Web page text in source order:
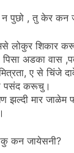
न पुछो , तु केर कन
लोकुर शिकार
अडका वास
ए से चिंजे
पसंद करूचु।
मार जाळेम
कन जायेसनी?